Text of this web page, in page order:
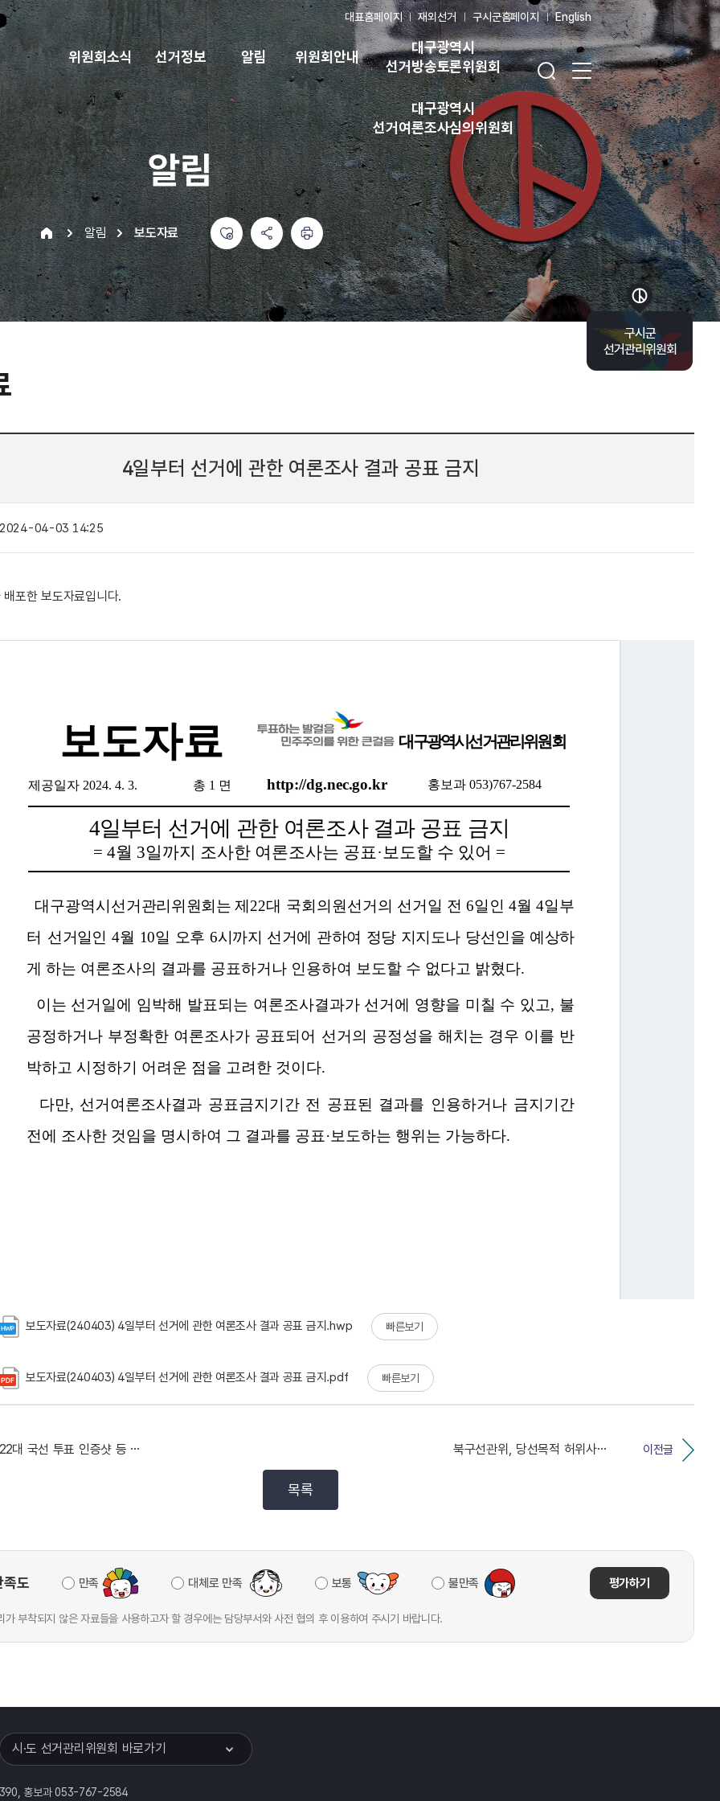
대표홈페이지 재외선거 구시군홈페이지 English
위원회소식 선거정보 알림 위원회안내
대구광역시
선거방송토론위원회
대구광역시
선거여론조사심의위원회
알림
알림 보도자료
4일부터 선거에 관한 여론조사 결과 공표 금지
2024-04-03 14:25
포한 보도자료입니다.
보도자료(240403) 4일부터 선거에 관한 여론조사 결과 공표 금지.hwp 빠른보기
보도자료(240403) 4일부터 선거에 관한 여론조사 결과 공표 금지.pdf 빠른보기
제22대 국선 투표 인증샷 등 유의사항, 유.무효투표안... 이전글
북구선관위, 당선목적 허위사실 공표 혐의 후보자 고발
목록
족도 만족 대체로 만족 보통 불만족 평가하기
가 부착되지 않은 자료들을 사용하고자 할 경우에는 담당부서와 사전 협의 후 이용하여 주시기 바랍니다.
구시군
선거관리위원회
바로가기 목록 열기
시·도 선거관리위원회 바로가기
홍보과 053-767-2584